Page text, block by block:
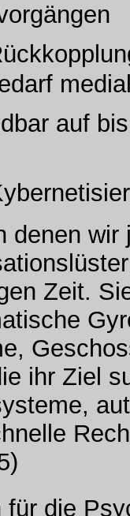
auf
denen
Zeit.
ihr Ziel
für die